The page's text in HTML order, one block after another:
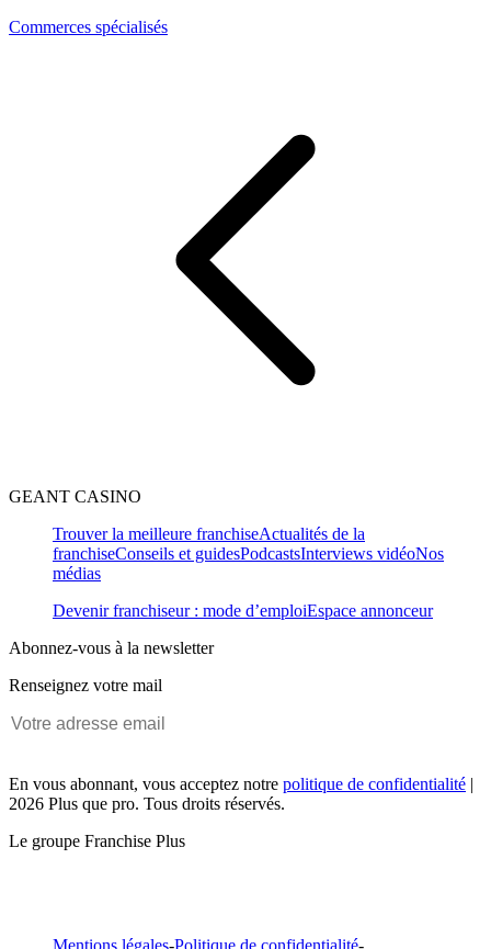
Commerces spécialisés
GEANT CASINO
Trouver la meilleure franchiseActualités de la
franchiseConseils et guidesPodcastsInterviews vidéoNos
médias
Devenir franchiseur : mode d’emploiEspace annonceur
Abonnez-vous à la newsletter
Renseignez votre mail
En vous abonnant, vous acceptez notre politique de confidentialité |
2026 Plus que pro. Tous droits réservés.
Le groupe Franchise Plus